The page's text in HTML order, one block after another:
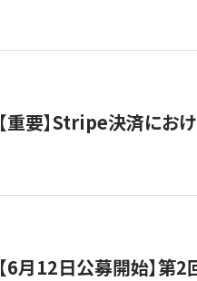
【重要】Stripe決済にお
【6月12日公募開始】第